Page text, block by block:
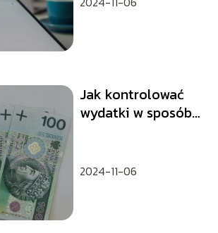
Jak kontrolować
wydatki w sposób
2024-11-06